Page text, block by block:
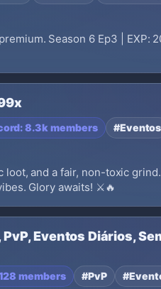
Season 6 Ep3 | EXP:
8.3k members #Eventos
loot, and a fair, non-toxic
Glory awaits! ⚔️🔥
Eventos Diários,
members #PvP